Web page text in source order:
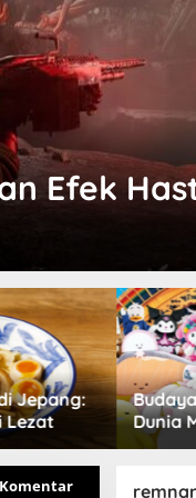
Efek
Jepang:
Lezat
Dunia
Populer
Komentar